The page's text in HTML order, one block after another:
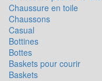
Chaussure en toile
Chaussons
Casual
Bottines
Bottes
Baskets pour courir
Baskets